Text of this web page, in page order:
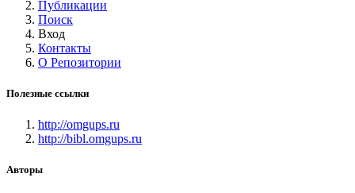
Публикации
Поиск
Вход
Контакты
О Репозитории
Полезные ссылки
http://omgups.ru
http://bibl.omgups.ru
Авторы